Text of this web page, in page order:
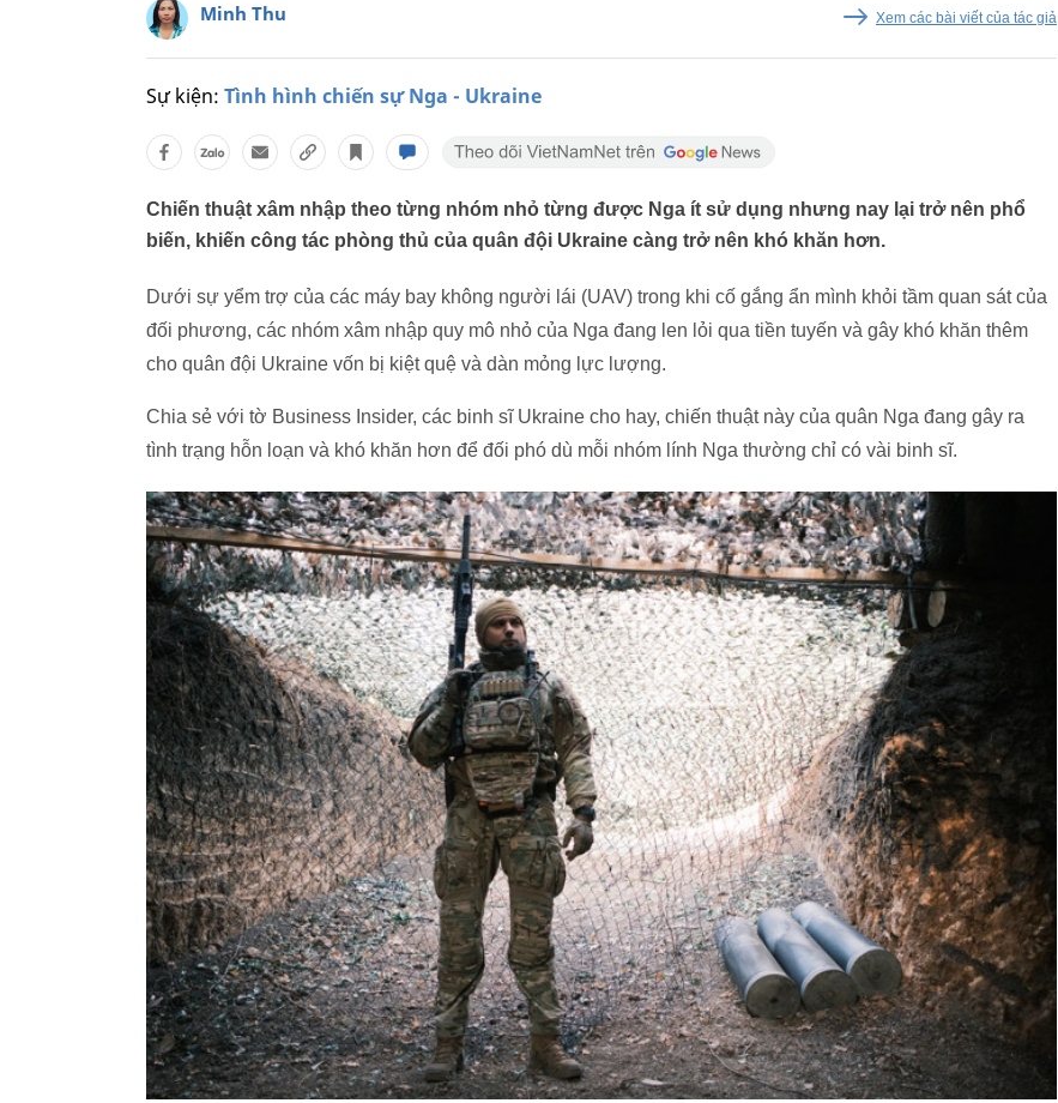
Minh Thu Xem các bài viết của tác giả
Sự kiện: Tình hình chiến sự Nga - Ukraine
Chiến thuật xâm nhập theo từng nhóm nhỏ từng được Nga ít sử dụng nhưng nay lại trở nên phổ
biến, khiến công tác phòng thủ của quân đội Ukraine càng trở nên khó khăn hơn.
Dưới sự yểm trợ của các máy bay không người lái (UAV) trong khi cố gắng ẩn mình khỏi tầm quan sát của
đối phương, các nhóm xâm nhập quy mô nhỏ của Nga đang len lỏi qua tiền tuyến và gây khó khăn thêm
cho quân đội Ukraine vốn bị kiệt quệ và dàn mỏng lực lượng.
Chia sẻ với tờ Business Insider, các binh sĩ Ukraine cho hay, chiến thuật này của quân Nga đang gây ra
tình trạng hỗn loạn và khó khăn hơn để đối phó dù mỗi nhóm lính Nga thường chỉ có vài binh sĩ.